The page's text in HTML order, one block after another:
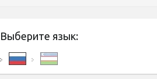
Выберите язык: